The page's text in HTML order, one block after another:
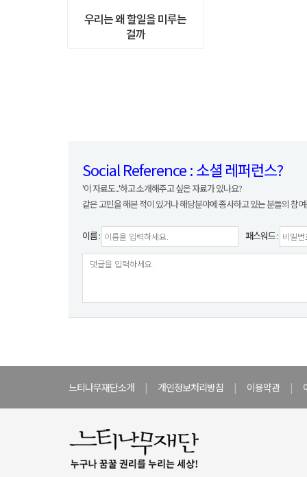
우리는 왜 할일을 미루는
걸까
Social Reference : 소셜 레퍼런스?
'이 자료도...'하고 소개해주고 싶은 자료가 있나요?
같은 고민을 해본 적이 있거나 해당분야에 종사하고 있는 분들의 참
이름 : 패스워드 :
느티나무재단소개 | 개인정보처리방침 | 이용약관 |